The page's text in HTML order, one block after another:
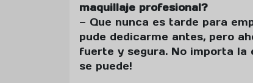
maquillaje profesional?
— Que nunca es tarde para
pude dedicarme antes, pero
fuerte y segura. No importa la
se puede!